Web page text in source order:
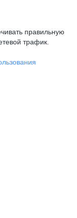
правильную
трафик.